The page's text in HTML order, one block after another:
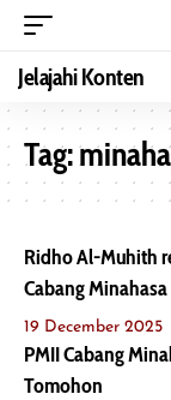
Jelajahi Konten
Tag:
Ridho Al-Muhith
Cabang Minahasa
19 December 2025
PMII Cabang
Tomohon